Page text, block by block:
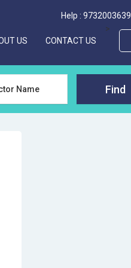
Help : 9732003639
US CONTACT US
>
Find